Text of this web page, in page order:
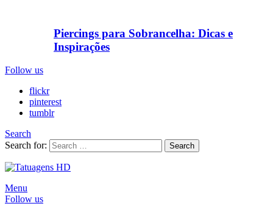
Piercings para Sobrancelha: Dicas e
Inspirações
Follow us
flickr
pinterest
tumblr
Search
Search for:
Search
Menu
Follow us